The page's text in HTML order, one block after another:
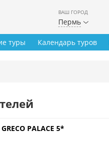
ВАШ ГОРОД
Пермь
туры Календарь туров
GRECO PALACE 5*